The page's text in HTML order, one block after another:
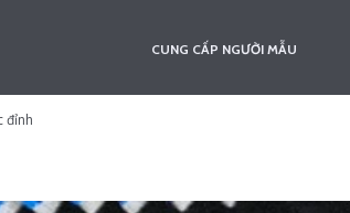
CUNG CẤP NGƯỜI MẪU
đỉnh